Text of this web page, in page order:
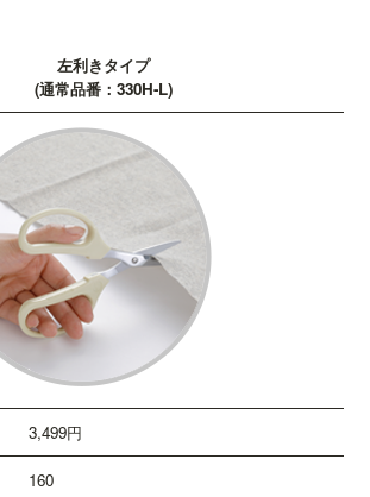
左利きタイプ
(通常品番：330H-L)
3,499円
160